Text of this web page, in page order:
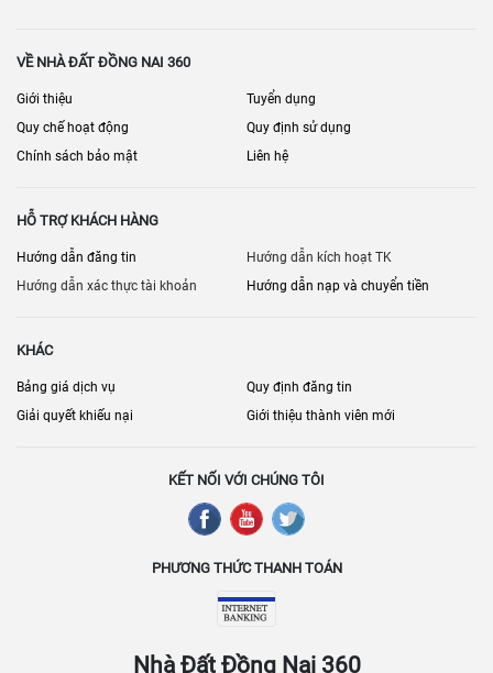
VỀ NHÀ ĐẤT ĐỒNG NAI 360
Giới thiệu
Tuyển dụng
Quy chế hoạt động
Quy định sử dụng
Chính sách bảo mật
Liên hệ
HỖ TRỢ KHÁCH HÀNG
Hướng dẫn đăng tin
Hướng dẫn kích hoạt TK
Hướng dẫn xác thực tài khoản
Hướng dẫn nạp và chuyển tiền
KHÁC
Bảng giá dịch vụ
Quy định đăng tin
Giải quyết khiếu nại
Giới thiệu thành viên mới
KẾT NỐI VỚI CHÚNG TÔI
PHƯƠNG THỨC THANH TOÁN
Nhà Đất Đồng Nai 360